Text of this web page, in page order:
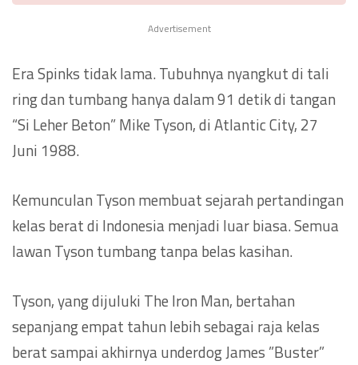
Advertisement
Era Spinks tidak lama. Tubuhnya nyangkut di tali
ring dan tumbang hanya dalam 91 detik di tangan
“Si Leher Beton” Mike Tyson, di Atlantic City, 27
Juni 1988.
Kemunculan Tyson membuat sejarah pertandingan
kelas berat di Indonesia menjadi luar biasa. Semua
lawan Tyson tumbang tanpa belas kasihan.
Tyson, yang dijuluki The Iron Man, bertahan
sepanjang empat tahun lebih sebagai raja kelas
berat sampai akhirnya underdog James ”Buster”